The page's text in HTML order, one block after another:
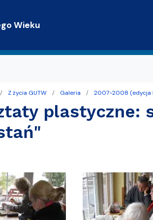
Wieku
WWW
z TPG
Z życia GUTW Galeria 2007-2008 (edycja
plastyczne: